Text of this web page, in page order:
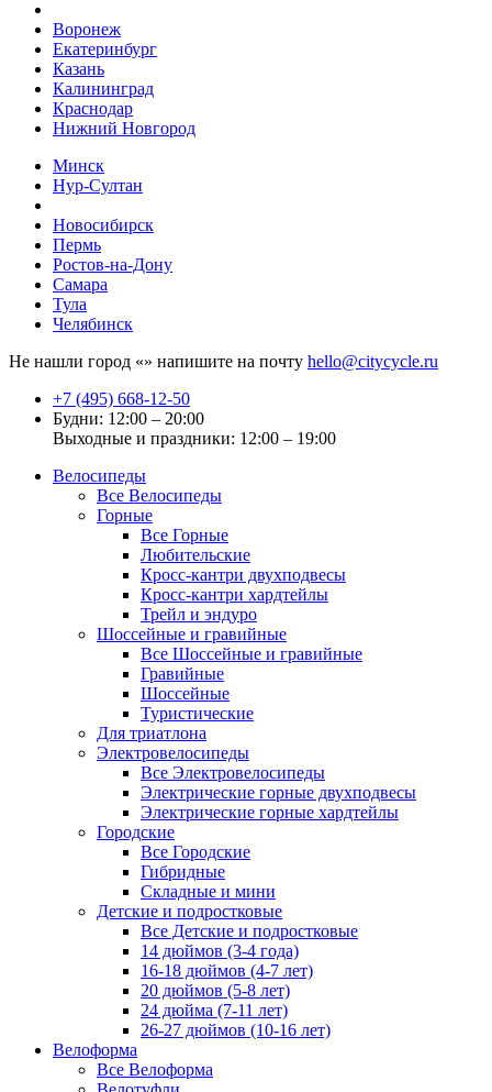
Воронеж
Екатеринбург
Казань
Калининград
Краснодар
Нижний Новгород
Минск
Нур-Султан
Новосибирск
Пермь
Ростов-на-Дону
Самара
Тула
Челябинск
Не нашли город «» напишите на почту hello@citycycle.ru
+7 (495) 668-12-50
Будни: 12:00 – 20:00
Выходные и праздники: 12:00 – 19:00
Велосипеды
Все Велосипеды
Горные
Все Горные
Любительские
Кросс-кантри двухподвесы
Кросс-кантри хардтейлы
Трейл и эндуро
Шоссейные и гравийные
Все Шоссейные и гравийные
Гравийные
Шоссейные
Туристические
Для триатлона
Электровелосипеды
Все Электровелосипеды
Электрические горные двухподвесы
Электрические горные хардтейлы
Городские
Все Городские
Гибридные
Складные и мини
Детские и подростковые
Все Детские и подростковые
14 дюймов (3-4 года)
16-18 дюймов (4-7 лет)
20 дюймов (5-8 лет)
24 дюйма (7-11 лет)
26-27 дюймов (10-16 лет)
Велоформа
Все Велоформа